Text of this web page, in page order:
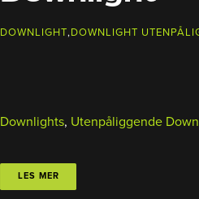
DOWNLIGHT,DOWNLIGHT
Downlights, Utenpåliggende
LES MER